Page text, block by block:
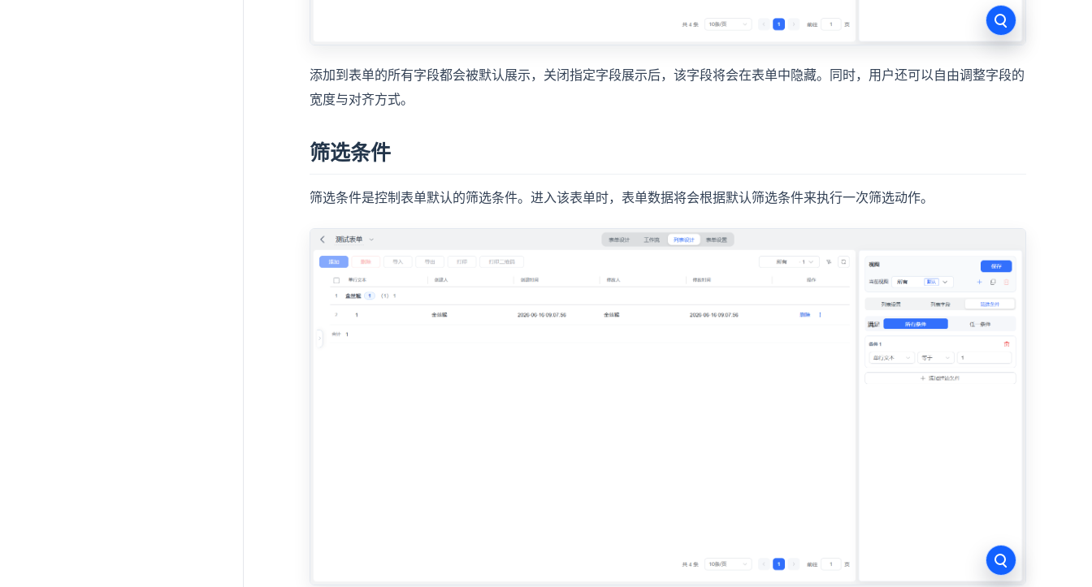
添加到表单的所有字段都会被默认展示，关闭指定字段展示后，该字段将会在表单中隐藏。同时，用户还可以自由调整字段的
宽度与对齐方式。
筛选条件
筛选条件是控制表单默认的筛选条件。进入该表单时，表单数据将会根据默认筛选条件来执行一次筛选动作。